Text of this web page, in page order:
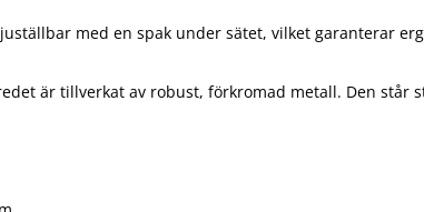
med en spak under sätet, vilket garanterar
är tillverkat av robust, förkromad metall. Den